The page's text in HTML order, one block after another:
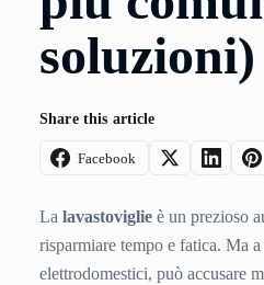
soluzioni)
Share this article
Facebook
La lavastoviglie è un prezioso
risparmiare tempo e fatica. Ma
elettrodomestici, può accusare